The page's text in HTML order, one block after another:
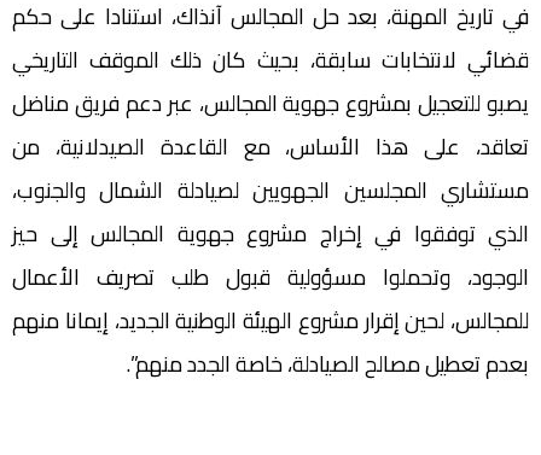
في تاريخ المهنة، بعد حل المجالس آنذاك، استنادا على حكم
قضائي لانتخابات سابقة، بحيث كان ذلك الموقف التاريخي
يصبو للتعجيل بمشروع جهوية المجالس، عبر دعم فريق مناضل
تعاقد، على هذا الأساس، مع القاعدة الصيدلانية، من
مستشاري المجلسين الجهويين لصيادلة الشمال والجنوب،
الذي توفقوا في إخراج مشروع جهوية المجالس إلى حيز
الوجود، وتحملوا مسؤولية قبول طلب تصريف الأعمال
للمجالس، لحين إقرار مشروع الهيئة الوطنية الجديد، إيمانا منهم
بعدم تعطيل مصالح الصيادلة، خاصة الجدد منهم”.